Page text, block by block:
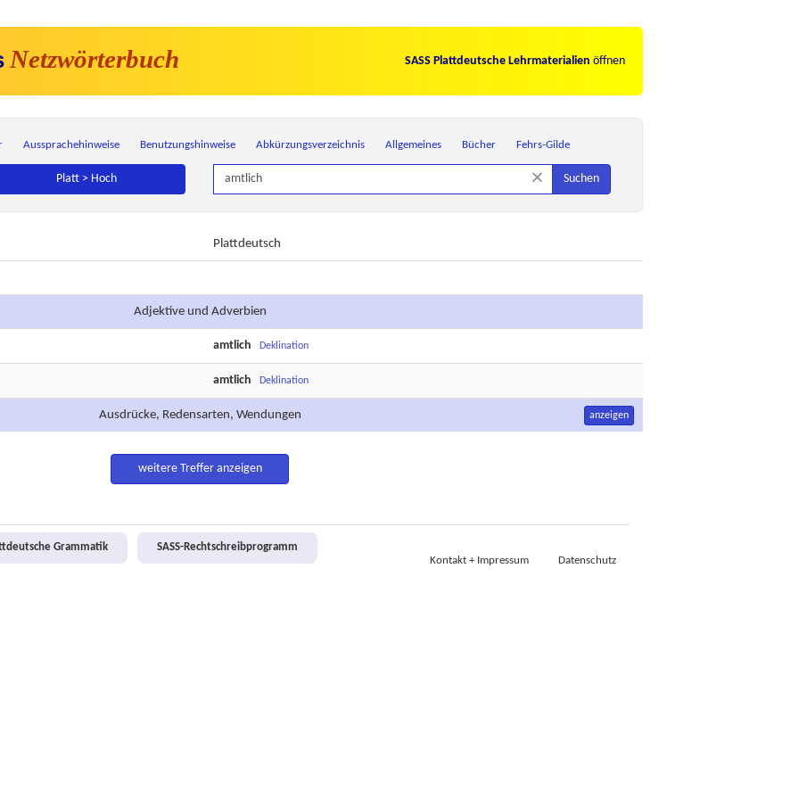
Netzwörterbuch SASS Plattdeutsche Lehrmaterialien öffnen
Aussprachehinweise Benutzungshinweise Abkürzungsverzeichnis Allgemeines Bücher Fehrs-Gilde
Platt > Hoch × Suchen
Plattdeutsch
Adjektive und Adverbien
amtlich Deklination
amtlich Deklination
Ausdrücke, Redensarten, Wendungen anzeigen
weitere Treffer anzeigen
Grammatik
SASS-Rechtschreibprogramm
Kontakt + Impressum
Datenschutz